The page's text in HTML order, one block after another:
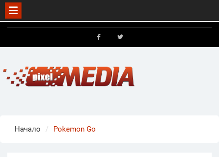
Skip
Начало Pokemon Go